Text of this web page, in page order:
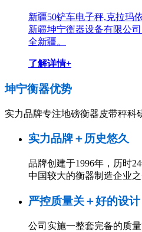
新疆50铲车电子秤,克拉玛
新疆坤宁衡器设备有限公
全新疆。
了解详情+
坤宁衡器优势
实力品牌专注地磅衡器皮带秤科
实力品牌＋历史悠久
品牌创建于1996年，历时
中国较大的衡器制造企业
严控质量关＋好的设计
公司实施一整套完备的质